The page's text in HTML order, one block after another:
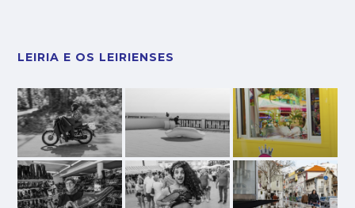
LEIRIA E OS LEIRIENSES